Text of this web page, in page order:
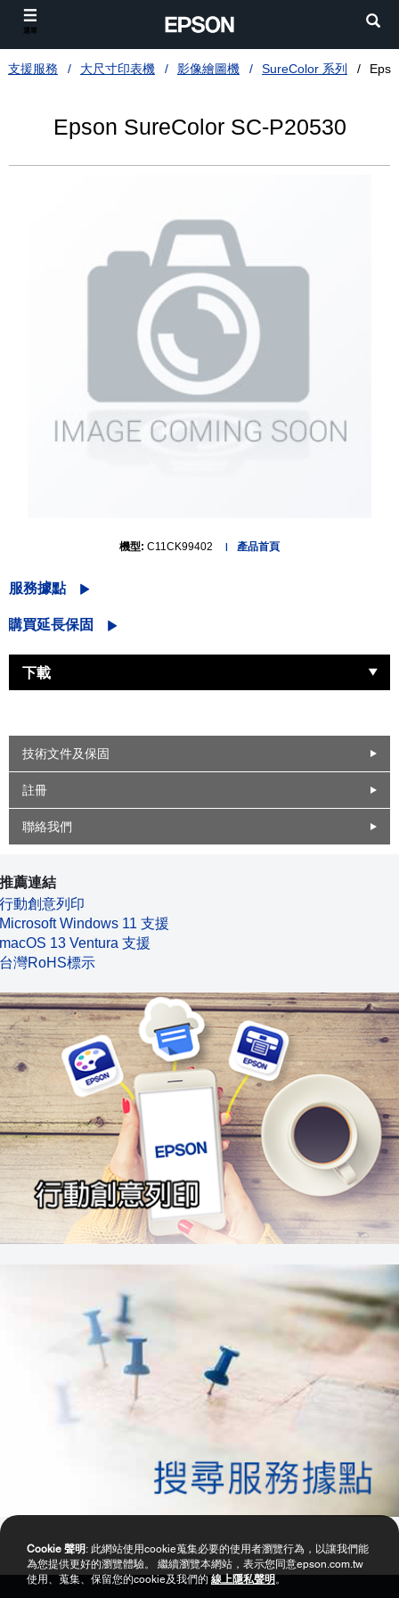
支援服務 大尺寸印表機 影像繪圖機 SureColor 系列
Epson SureColor SC-P20530
機型: C11CK99402 產品首頁
服務據點
購買延長保固
下載
技術文件及保固
註冊
聯絡我們
推薦連結
行動創意列印
Microsoft Windows 11 支援
macOS 13 Ventura 支援
台灣RoHS標示
Cookie 聲明 : 此網站使用cookie蒐集必要的使用者瀏覽行為，以讓我們能
為您提供更好的瀏覽體驗。 繼續瀏覽本網站，表示您同意epson.com.tw
使用、蒐集、保留您的cookie及我們的 線上隱私聲明 。